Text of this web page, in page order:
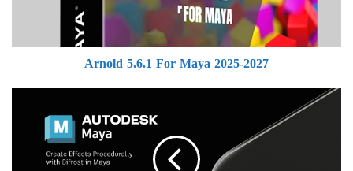
Arnold 5.6.1 For Maya 2025-2027
Bifrost